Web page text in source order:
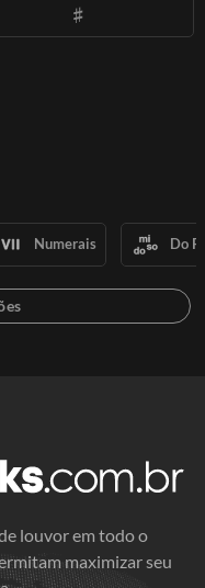
Numerais Do
louvor em todo o
maximizar seu